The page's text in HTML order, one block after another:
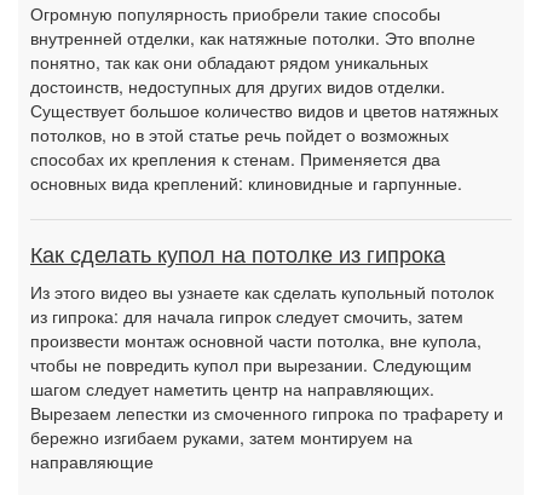
Огромную популярность приобрели такие способы
внутренней отделки, как натяжные потолки. Это вполне
понятно, так как они обладают рядом уникальных
достоинств, недоступных для других видов отделки.
Существует большое количество видов и цветов натяжных
потолков, но в этой статье речь пойдет о возможных
способах их крепления к стенам. Применяется два
основных вида креплений: клиновидные и гарпунные.
Как сделать купол на потолке из гипрока
Из этого видео вы узнаете как сделать купольный потолок
из гипрока: для начала гипрок следует смочить, затем
произвести монтаж основной части потолка, вне купола,
чтобы не повредить купол при вырезании. Следующим
шагом следует наметить центр на направляющих.
Вырезаем лепестки из смоченного гипрока по трафарету и
бережно изгибаем руками, затем монтируем на
направляющие